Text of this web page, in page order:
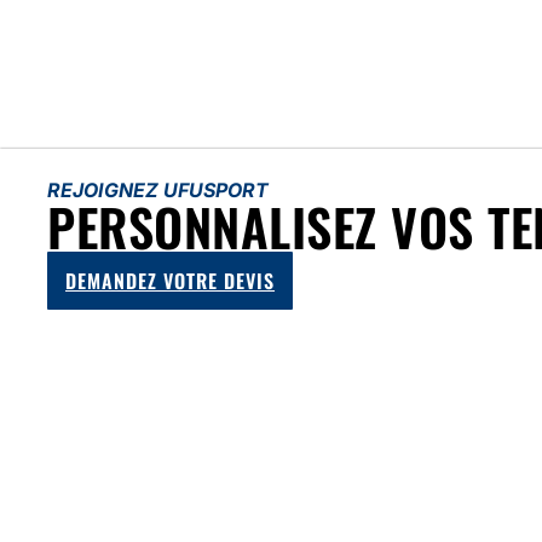
REJOIGNEZ UFUSPORT
PERSONNALISEZ VOS
DEMANDEZ VOTRE DEVIS